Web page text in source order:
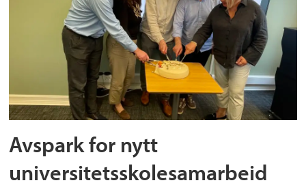
Avspark for nytt
universitetsskolesamarbeid